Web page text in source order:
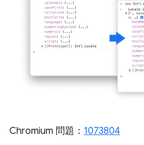
Chromium 問題： 1073804